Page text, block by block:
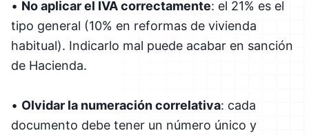
• No aplicar el IVA correctamente: el 21% es el
tipo general (10% en reformas de vivienda
habitual). Indicarlo mal puede acabar en sanción
de Hacienda.
• Olvidar la numeración correlativa: cada
documento debe tener un número único y